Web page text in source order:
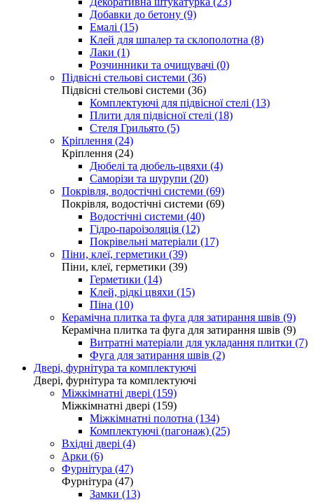
Добавки до бетону (9)
Емалі (15)
Клей для шпалер та склополотна (8)
Лаки (1)
Розчинники та очищувачі (0)
Підвісні стельові системи (36)
Підвісні стельові системи (36)
Комплектуючі для підвісної стелі (13)
Плити для підвісної стелі (18)
Стеля Грильято (5)
Кріплення (24)
Кріплення (24)
Дюбелі та дюбель-цвяхи (4)
Саморізи та шурупи (20)
Покрівля, водостічні системи (69)
Покрівля, водостічні системи (69)
Водостічні системи (40)
Гідро-пароізоляція (12)
Покрівельні матеріали (17)
Піни, клеї, герметики (39)
Піни, клеї, герметики (39)
Герметики (14)
Клей, рідкі цвяхи (15)
Піна (10)
Керамічна плитка та фуга для затирання швів (9)
Керамічна плитка та фуга для затирання швів (9)
Витратні матеріали для укладання плитки (7)
Фуга для затирання швів (2)
Двері, фурнітура та комплектуючі
Двері, фурнітура та комплектуючі
Міжкімнатні двері (159)
Міжкімнатні двері (159)
Міжкімнатні полотна (134)
Комплектуючі (пагонаж) (25)
Вхідні двері (4)
Арки (6)
Фурнітура (47)
Фурнітура (47)
Замки (13)